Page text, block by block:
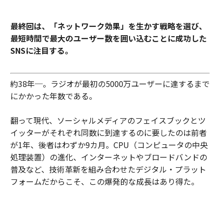
最終回は、「ネットワーク効果」を生かす戦略を選び、
最短時間で最大のユーザー数を囲い込むことに成功した
SNSに注目する。
約38年─。ラジオが最初の5000万ユーザーに達するまで
にかかった年数である。
翻って現代、ソーシャルメディアのフェイスブックとツ
イッターがそれぞれ同数に到達するのに要したのは前者
が1年、後者はわずか9カ月。CPU（コンピュータの中央
処理装置）の進化、インターネットやブロードバンドの
普及など、技術革新を組み合わせたデジタル・プラット
フォームだからこそ、この爆発的な成長はあり得た。